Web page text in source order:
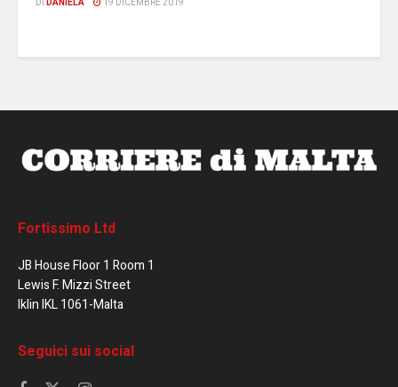
DI DANIELA 19 DICEMBRE 2019
Fortissimo Ltd
JB House Floor 1 Room 1
Lewis F. Mizzi Street
Iklin IKL 1061-Malta
Seguici sui social